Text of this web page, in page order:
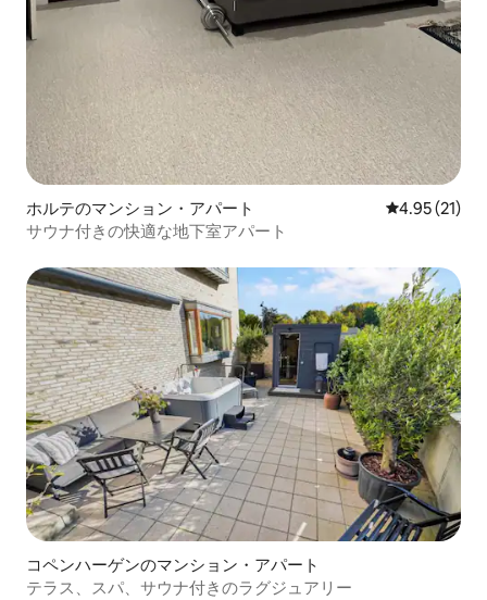
ホルテのマンション・アパート レビュー21
4.95 (21)
サウナ付きの快適な地下室アパート
コペンハーゲンのマンション・アパート
テラス、スパ、サウナ付きのラグジュアリー